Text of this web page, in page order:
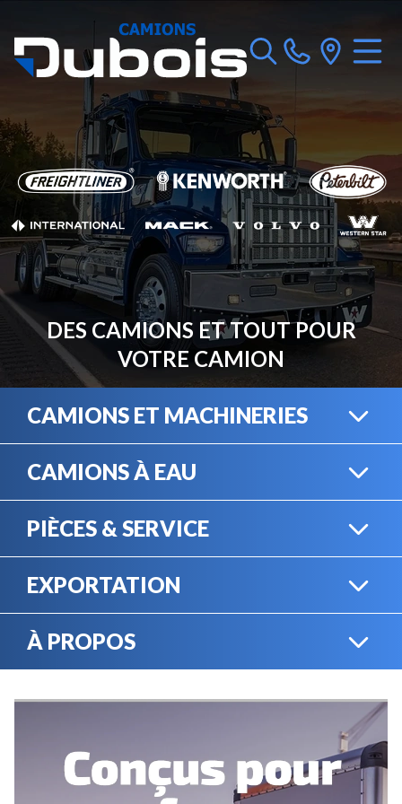
DES CAMIONS ET TOUT POUR
VOTRE CAMION
CAMIONS ET MACHINERIES
ÉQUIPEMENT
CAMIONS À EAU
PIÈCES & SERVICE
SERVICE MÉCANIQUE
EXPORTATION
À PROPOS